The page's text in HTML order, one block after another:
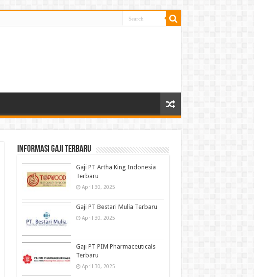
informasi gaji terbaru
Gaji PT Artha King Indonesia
Terbaru
April 30, 2025
Gaji PT Bestari Mulia Terbaru
April 30, 2025
Gaji PT PIM Pharmaceuticals
Terbaru
April 30, 2025